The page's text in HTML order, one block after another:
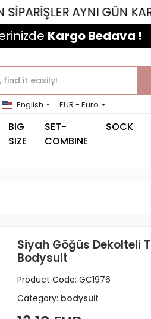
GÜN
Kargo Bedava !
English EUR - Euro
BIG
SIZE
SET-
COMBINE
SOCK
Siyah Göğüs Dekolteli
Bodysuit
Product Code: GC1976
Category: bodysuit